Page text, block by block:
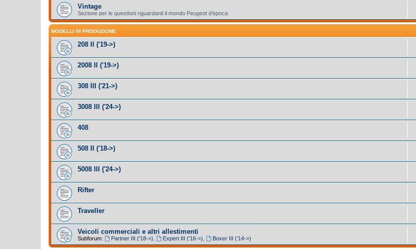
Vintage
Sezione per le questioni riguardanti il mondo Peugeot d'epoca
MODELLI IN PRODUZIONE
208 II ('19->)
2008 II ('19->)
308 III ('21->)
3008 III ('24->)
408
508 II ('18->)
5008 III ('24->)
Rifter
Traveller
Veicoli commerciali e altri allestimenti
Subforum: Partner III ('18->) Expert III ('16->) Boxer III ('14->)